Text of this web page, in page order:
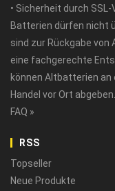
• Sicherheit durch
Batterien dürfen nicht
sind zur Rückgabe
eine fachgerechte
können Altbatterien
Handel vor Ort abgeben.
FAQ »
RSS
Topseller
Neue Produkte